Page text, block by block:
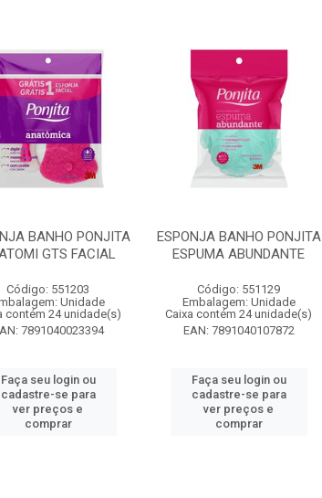
BANHO PONJITA
GTS FACIAL
Código: 551203
Unidade
contém 24 unidade(s)
7891040023394
Faça seu login ou
cadastre-se para
ver preços e
comprar
ESPONJA BANHO PONJITA
ESPUMA ABUNDANTE
Código: 551129
Embalagem: Unidade
Caixa contém 24 unidade(s)
EAN: 7891040107872
Faça seu login ou
cadastre-se para
ver preços e
comprar